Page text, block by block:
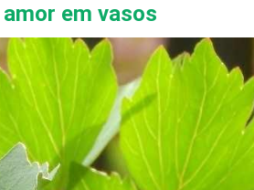
em vasos